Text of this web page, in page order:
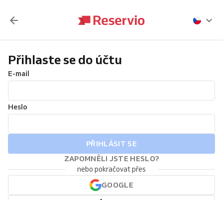
Přihlaste se do účtu
E-mail
Heslo
PŘIHLÁSIT SE
ZAPOMNĚLI JSTE HESLO?
nebo pokračovat přes
GOOGLE